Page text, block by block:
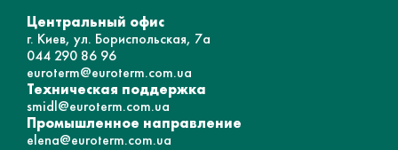
Центральный офис
г. Киев, ул. Бориспольская, 7а
044 290 86 96
euroterm@euroterm.com.ua
Техническая поддержка
smidl@euroterm.com.ua
Промышленное направление
elena@euroterm.com.ua